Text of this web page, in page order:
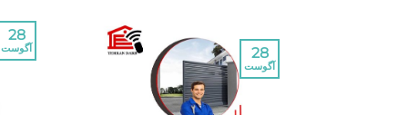
28
آگوست 28
آگوست